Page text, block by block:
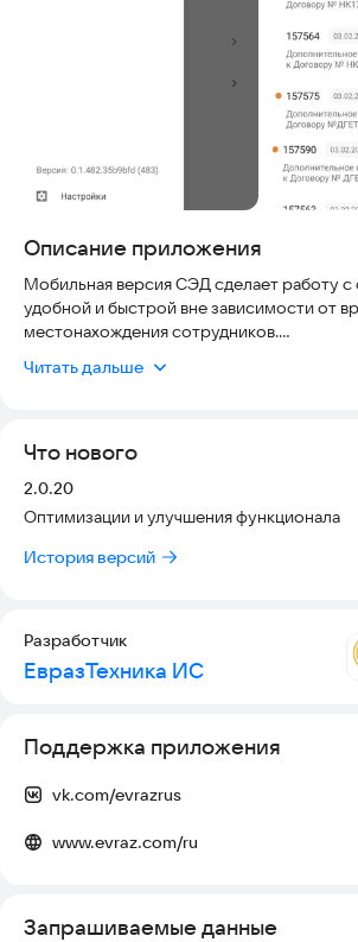
Описание приложения
Мобильная версия СЭД сделает работу
удобной и быстрой вне зависимости от
местонахождения сотрудников.
находящимся у него на согласовании, а
документу, просмотреть все
отклонить документ.
Читать дальше
Что нового
Версия:
2.0.20
Оптимизации и улучшения функционала
История версий
Разработчик
ЕвразТехника ИС
Поддержка приложения
vk.com/evrazrus
www.evraz.com/ru
Запрашиваемые данные